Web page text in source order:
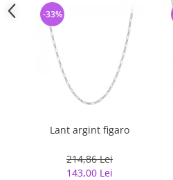
Lant argint figaro
214,86 Lei
143,00 Lei
-33%